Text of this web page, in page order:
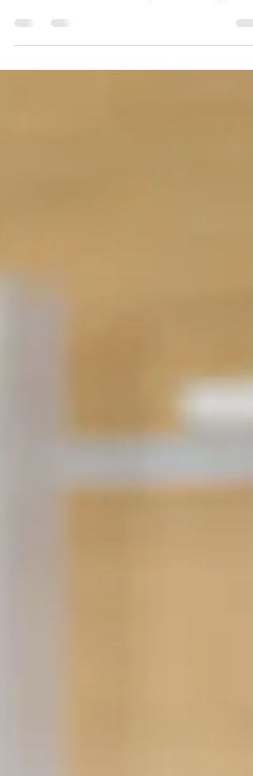
parasitas intestinais e como proteger sua
saúde de forma abrangente neste guia
completo. Os...